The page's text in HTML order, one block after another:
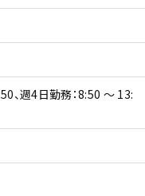
、週4日勤務：8:50 ～ 13: